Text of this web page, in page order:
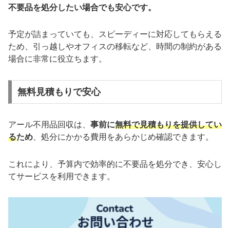
不要品を処分したい場合でも安心です。
予定が詰まっていても、スピーディーに対応してもらえる
ため、引っ越しやオフィスの移転など、時間の制約がある
場合に非常に役立ちます。
無料見積もりで安心
アール不用品回収は、 事前に無料で見積もりを提供してい
るため 、処分にかかる費用をあらかじめ確認できます。
これにより、予算内で効率的に不要品を処分でき、安心し
てサービスを利用できます。